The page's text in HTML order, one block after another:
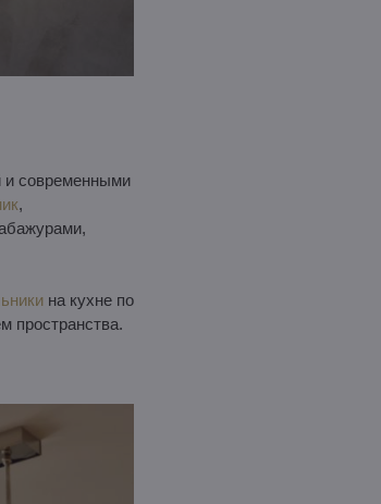
и современными
,
на кухне по
пространства.